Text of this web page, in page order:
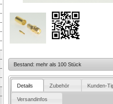
Bestand: mehr als 100 Stück
Details Zubehör Kunden-
Versandinfos